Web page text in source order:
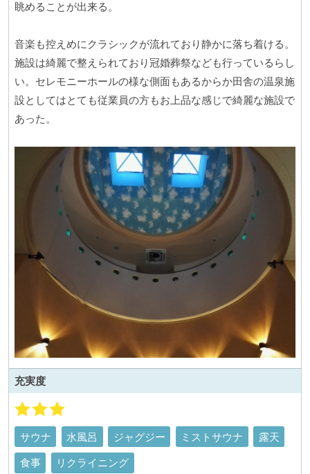
眺めることが出来る。
音楽も控えめにクラシックが流れており静かに落ち着ける。
施設は綺麗で整えられており冠婚葬祭なども行っているらし
い。セレモニーホールの様な側面もあるからか田舎の温泉施
設としてはとても従業員の方もお上品な感じで綺麗な施設で
あった。
充実度
サウナ 水風呂 ジャグジー ミストサウナ 露天
食事 リクライニング